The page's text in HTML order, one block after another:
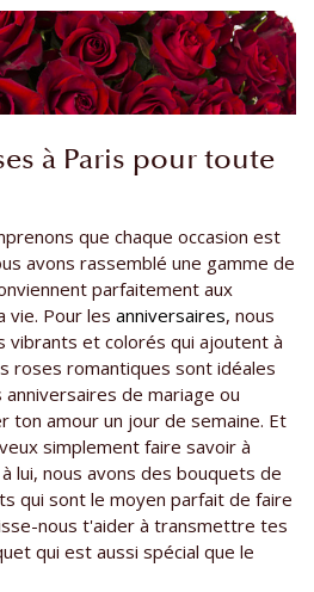
à Paris pour toute
que chaque occasion est
avons rassemblé une gamme de
parfaitement aux
vie. Pour les anniversaires, nous
vibrants et colorés qui ajoutent à
roses romantiques sont idéales
anniversaires de mariage ou
ton amour un jour de semaine. Et
simplement faire savoir à
lui, nous avons des bouquets de
qui sont le moyen parfait de faire
nous t'aider à transmettre tes
qui est aussi spécial que le